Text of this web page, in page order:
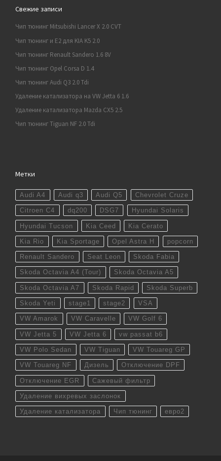
Свежие записи
Чип тюнинг Mitsubishi Lancer X 2.0 CVT
Чип тюнинг и E2 для KIA K5 2.0
Чип тюнинг Renault Sandero 1.6 8V
Чип тюнинг Opel Corsa D 1.4
Чип тюнинг Audi Q3 2.0 Tdi
Удаление катализатора на VW Jetta 6 1.6
Удаление катализатора Mazda CX5 2.5
Чип тюнинг Tiguan NF 2.0 Tdi
Метки
Audi A4 Audi q3 Audi Q5 Chevrolet Cruze
Citroen C4 dq200 DSG7 Hyundai Solaris
Hyundai Tucson Kia Ceed Kia Cerato
Kia Rio Kia Sportage Opel Astra H popcorn
Renault Sandero Seat Leon Skoda Fabia
Skoda Octavia A4 (Tour) Skoda Octavia A5
Skoda Octavia A7 Skoda Rapid Skoda Superb
Skoda Yeti stage1 stage2 VSA
VW Amarok VW Caravelle VW Golf 6
VW Jetta 5 VW Jetta 6 vw passat b6
VW Polo Sedan VW Tiguan VW Touareg GP
VW Touareg NF Дизель Отключение DPF
Отключение EGR Сажевый фильтр
Удаление вихревых заслонок
Удаление катализатора Чип тюнинг евро2